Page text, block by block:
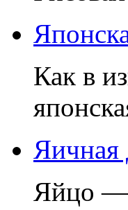
Как в
Яичная
Яйцо —